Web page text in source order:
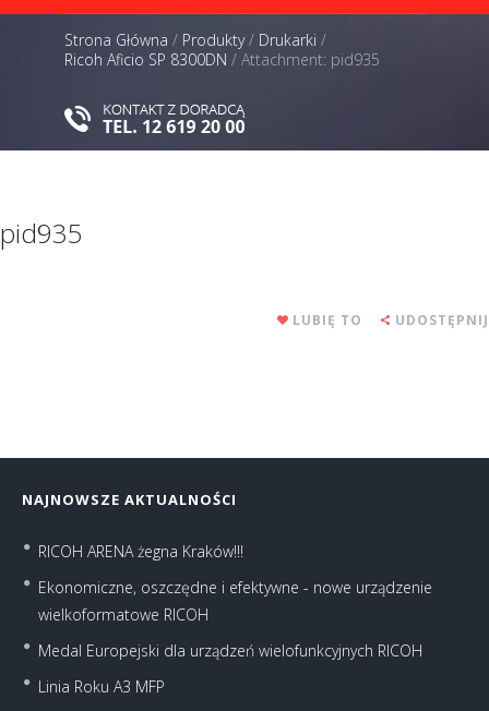
Strona Główna / Produkty/ Drukarki /
Ricoh Aficio SP 8300DN / Attachment: pid935
pid935
LUBIĘ TO UDOSTĘPNIJ
NAJNOWSZE AKTUALNOŚCI
RICOH ARENA żegna Kraków!!!
Ekonomiczne, oszczędne i efektywne - nowe urządzenie
wielkoformatowe RICOH
Medal Europejski dla urządzeń wielofunkcyjnych RICOH
Linia Roku A3 MFP